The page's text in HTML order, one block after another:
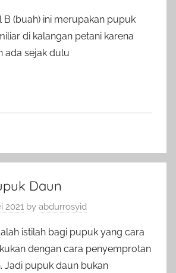
B (buah) ini merupakan pupuk
di kalangan petani karena
ada sejak dulu
Daun
2021 by abdurrosyid
istilah bagi pupuk yang cara
dengan cara penyemprotan
Jadi pupuk daun bukan